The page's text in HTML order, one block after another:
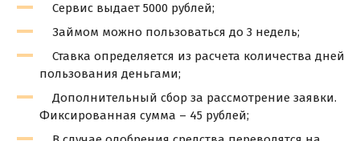
Сервис выдает 5000 рублей;
Займом можно пользоваться до 3 недель;
Ставка определяется из расчета количества дней
пользования деньгами;
Дополнительный сбор за рассмотрение заявки.
Фиксированная сумма – 45 рублей;